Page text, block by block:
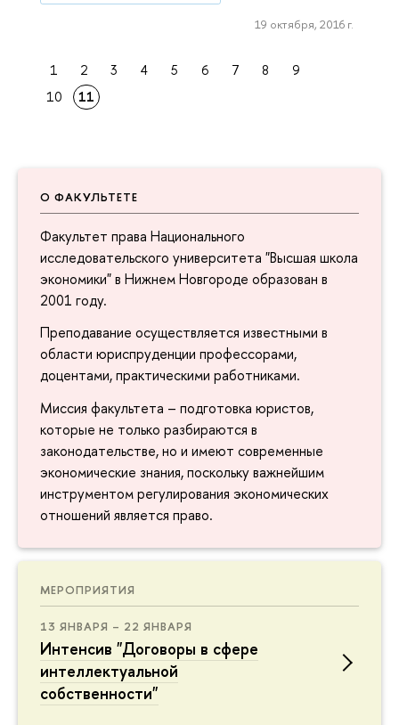
О ФАКУЛЬТЕТЕ
Факультет права Национального
исследовательского университета "Высшая школа
экономики" в Нижнем Новгороде образован в
2001 году.
Преподавание осуществляется известными в
области юриспруденции профессорами,
доцентами, практическими работниками.
Миссия факультета – подготовка юристов,
которые не только разбираются в
законодательстве, но и имеют современные
экономические знания, поскольку важнейшим
инструментом регулирования экономических
отношений является право.
МЕРОПРИЯТИЯ
13 ЯНВАРЯ – 22 ЯНВАРЯ
Интенсив "Договоры в сфере
интеллектуальной
собственности"
19 октября, 2016 г.
1 2 3 4 5 6 7 8
9
10
11